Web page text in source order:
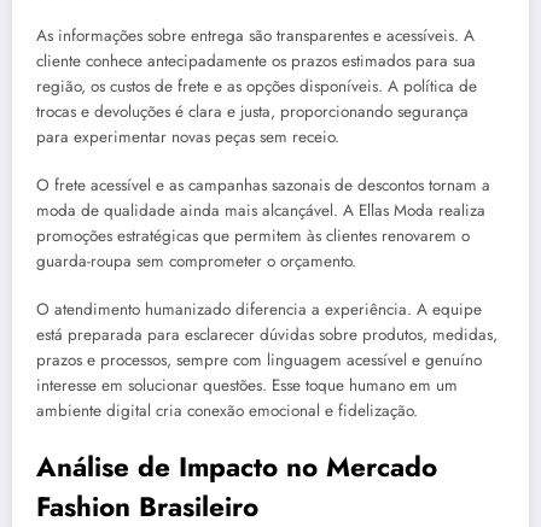
As informações sobre entrega são transparentes e acessíveis. A
cliente conhece antecipadamente os prazos estimados para sua
região, os custos de frete e as opções disponíveis. A política de
trocas e devoluções é clara e justa, proporcionando segurança
para experimentar novas peças sem receio.
O frete acessível e as campanhas sazonais de descontos tornam a
moda de qualidade ainda mais alcançável. A Ellas Moda realiza
promoções estratégicas que permitem às clientes renovarem o
guarda-roupa sem comprometer o orçamento.
O atendimento humanizado diferencia a experiência. A equipe
está preparada para esclarecer dúvidas sobre produtos, medidas,
prazos e processos, sempre com linguagem acessível e genuíno
interesse em solucionar questões. Esse toque humano em um
ambiente digital cria conexão emocional e fidelização.
Análise de Impacto no Mercado
Fashion Brasileiro